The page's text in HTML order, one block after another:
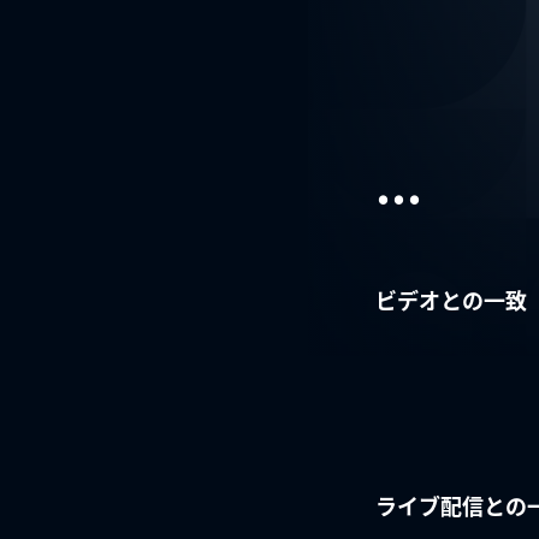
...
ビデオとの一致
ライブ配信との